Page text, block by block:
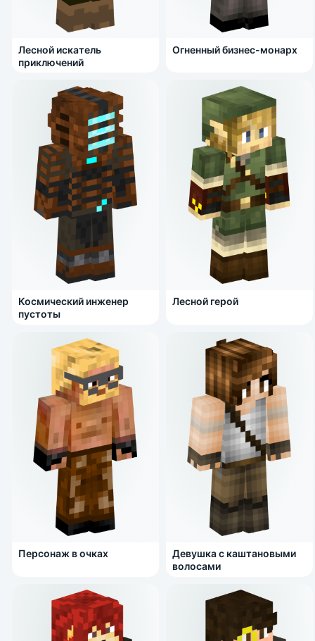
Лесной искатель
приключений
Огненный бизнес-монарх
Космический инженер
пустоты
Лесной герой
Персонаж в очках
Девушка с каштановыми
волосами